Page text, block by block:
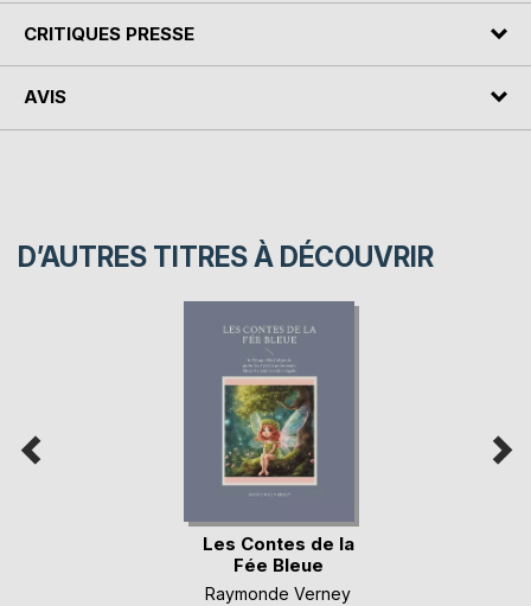
CRITIQUES PRESSE
AVIS
D’AUTRES TITRES À DÉCOUVRIR
Les Contes de la
Fée Bleue
Raymonde Verney